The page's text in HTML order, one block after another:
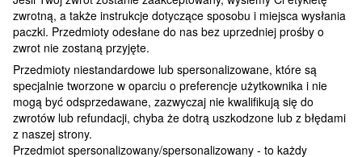
zwrotną, a także instrukcje dotyczące sposobu i miejsca wysłania
paczki. Przedmioty odesłane do nas bez uprzedniej prośby o
zwrot nie zostaną przyjęte.
Przedmioty niestandardowe lub spersonalizowane, które są
specjalnie tworzone w oparciu o preferencje użytkownika i nie
mogą być odsprzedawane, zazwyczaj nie kwalifikują się do
zwrotów lub refundacji, chyba że dotrą uszkodzone lub z błędami
z naszej strony.
Przedmiot spersonalizowany/spersonalizowany - to każdy